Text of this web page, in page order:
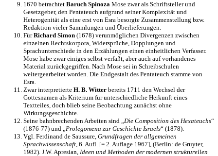
1670 betrachtet Baruch Spinoza Mose zwar als Schriftsteller und
Gesetzgeber, den Pentateuch aufgrund seiner Komplexität und
Heterogenität als eine erst von Esra besorgte Zusammenstellung bzw.
Redaktion vieler Sammlungen und Überlieferungen.
FürRichard Simon (1678) verunmöglichen Divergenzen zwischen
einzelnen Rechtskorpora, Widersprüche, Dopplungen und
Sprachunterschiede in den Erzählungen einen einheitlichen Verfasser.
Mose habe zwar einiges selbst verfaßt, aber auch auf vorhandenes
Material zurückgegriffen. Nach Mose sei in Schreibschulen
weitergearbeitet worden. Die Endgestalt des Pentateuch stamme von
Esra.
Zwar interpretierte H. B. Witter bereits 1711 den Wechsel der
Gottesnamen als Kriterium für unterschiedliche Herkunft eines
Textteiles, doch blieb seine Beobachtung zunächst ohne
Wirkungsgeschichte.
Seine bahnbrechenden Arbeiten sind „Die Composition des Hexateuchs“
(1876-77) und „Prolegomena zur Geschichte Israels“ (1878).
Vgl. Ferdinand de Saussure, Grundfragen der allgemeinen
Sprachwissenschaft, 6. Aufl. [= 2. Auflage 1967], (Berlin: de Gruyter,
1982). J.W. Apresian, Ideen und Methoden der modernen strukturellen